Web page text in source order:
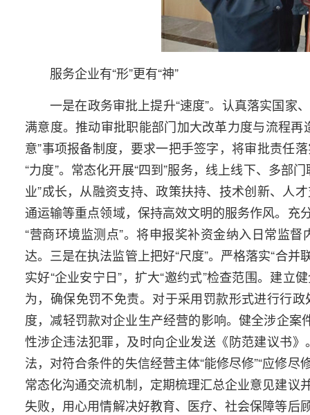
服务企业有“形”更有“神”
一是在政务审批上提升“速度”。认真落实国家
满意度。推动审批职能部门加大改革力度与流程
意”事项报备制度，要求一把手签字，将审批责任
“力度”。常态化开展“四到”服务，线上线下、多部
业”成长，从融资支持、政策扶持、技术创新、人
通运输等重点领域，保持高效文明的服务作风。充
“营商环境监测点”。将申报奖补资金纳入日常监
达。三是在执法监管上把好“尺度”。严格落实“合
实好“企业安宁日”，扩大“邀约式”检查范围。建
为，确保免罚不免责。对于采用罚款形式进行行
度，减轻罚款对企业生产经营的影响。健全涉企案
性涉企违法犯罪，及时向企业发送《防范建议书
法，对符合条件的失信经营主体“能修尽修”“应修
常态化沟通交流机制，定期梳理汇总企业意见建
失败，用心用情解决好教育、医疗、社会保障等